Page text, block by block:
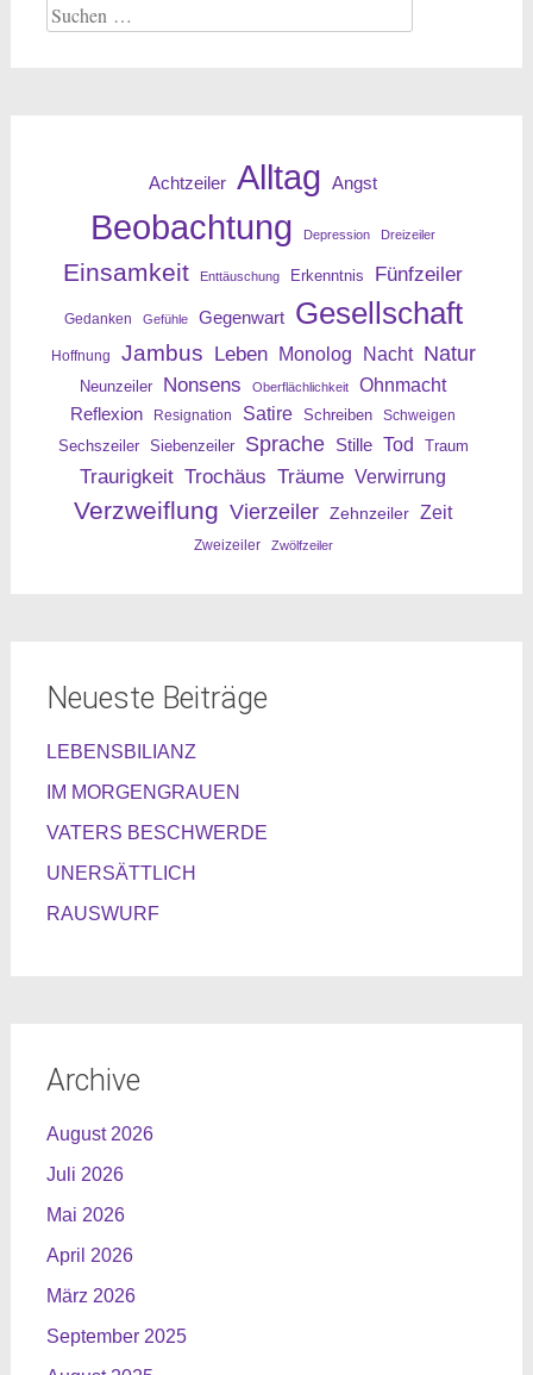
Suche
nach:
Achtzeiler Alltag Angst
Beobachtung Depression Dreizeiler
Einsamkeit Enttäuschung Erkenntnis Fünfzeiler
Gedanken Gefühle Gegenwart Gesellschaft
Hoffnung Jambus Leben Monolog Nacht Natur
Neunzeiler Nonsens Oberflächlichkeit
Ohnmacht
Reflexion
Resignation Satire Schreiben Schweigen
Sechszeiler Siebenzeiler Sprache Stille Tod Traum
Traurigkeit Trochäus Träume Verwirrung
Verzweiflung Vierzeiler Zehnzeiler Zeit
Zweizeiler Zwölfzeiler
Neueste Beiträge
LEBENSBILIANZ
IM MORGENGRAUEN
VATERS BESCHWERDE
UNERSÄTTLICH
RAUSWURF
Archive
August 2026
Juli 2026
Mai 2026
April 2026
März 2026
September 2025